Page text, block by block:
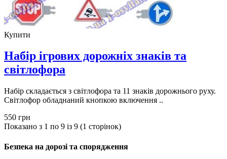
Купити
Набір ігрових дорожніх знаків та
світлофора
Набір складається з світлофора та 11 знаків дорожнього руху.
Світлофор обладнаний кнопкою включення ..
550 грн
Показано з 1 по 9 із 9 (1 сторінок)
Безпека на дорозі та спорядження